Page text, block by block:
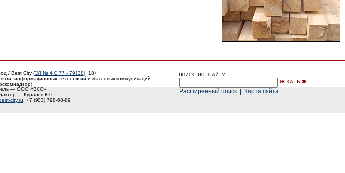
/ Best City (ЭЛ № ФС 77 - 79138), 18+
информационных технологий и массовых коммуникаций
— ООО «ВСС»
— Куранов Ю.Г.
city.ru , +7 (903) 798-68-89
Расширенный поиск Карта сайта